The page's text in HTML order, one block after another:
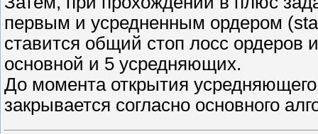
первым и усредненным ордером
ставится общий стоп лосс ордеров
основной и 5 усредняющих.
До момента открытия
закрывается согласно основного